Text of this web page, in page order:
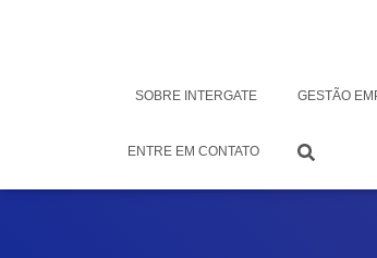
SOBRE INTERGATE GESTÃO
ENTRE EM CONTATO